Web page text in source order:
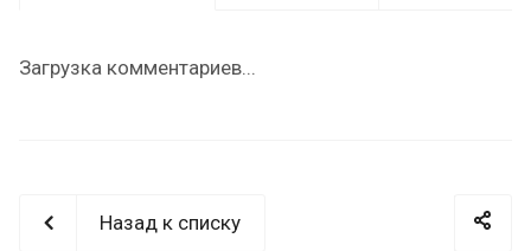
Загрузка комментариев...
Назад к списку